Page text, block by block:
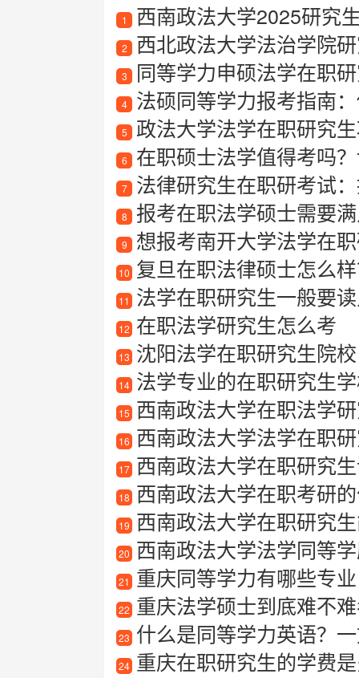
1 西南政法大学2025研究
2 西北政法大学法治学院
3 同等学力申硕法学在职
4 法硕同等学力报考指南
5 政法大学法学在职研究生项
6 在职硕士法学值得考吗？
7 法律研究生在职研考试：
8 报考在职法学硕士需要
9 想报考南开大学法学在职
10 复旦在职法律硕士怎么
11 法学在职研究生一般要
12 在职法学研究生怎么考
13 沈阳法学在职研究生院校
14 法学专业的在职研究生
15 西南政法大学在职法学
16 西南政法大学法学在职
17 西南政法大学在职研究
18 西南政法大学在职考研
19 西南政法大学在职研究
20 西南政法大学法学同等
21 重庆同等学力有哪些专业
22 重庆法学硕士到底难不
23 什么是同等学力英语？
24 重庆在职研究生的学费